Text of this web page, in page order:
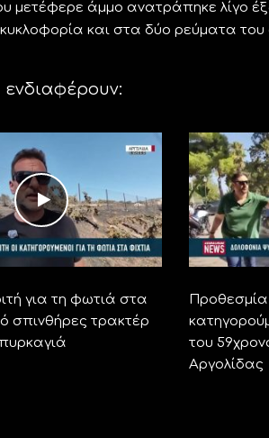
μετέφερε άμμο ανατράπηκε λίγο
κυκλοφορία και στα δύο ρεύματα του
για τη φωτιά στα
σπινθήρες τρακτέρ
του
Αργολίδας